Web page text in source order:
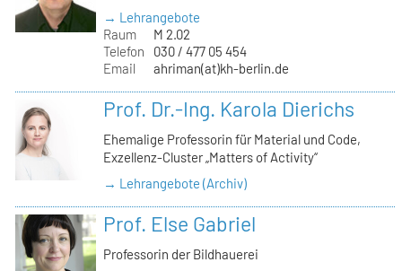
→ Lehrangebote
Raum
M 2.02
Telefon
030 / 477 05 454
Email
ahriman(at)kh-berlin.de
Prof. Dr.-Ing. Karola Dierichs
Ehemalige Professorin für Material und Code,
Exzellenz-Cluster „Matters of Activity“
→ Lehrangebote (Archiv)
Prof. Else Gabriel
Professorin der Bildhauerei